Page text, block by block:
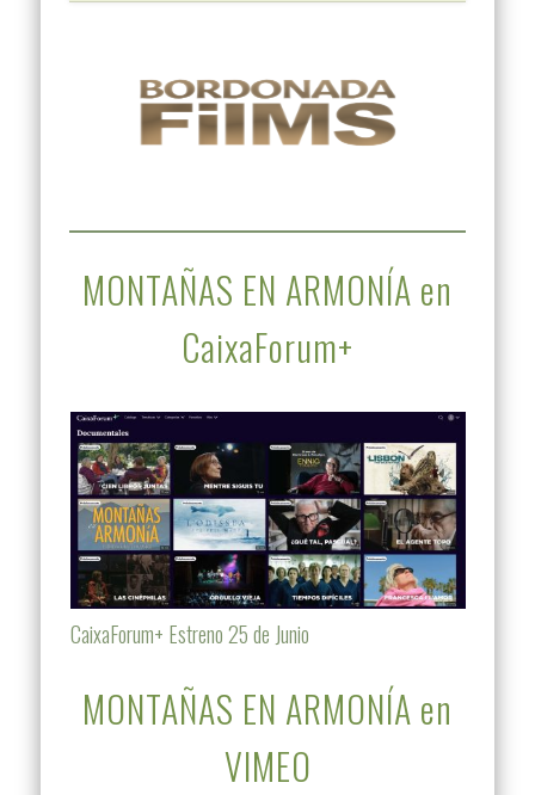
MONTAÑAS EN ARMONÍA en
CaixaForum+
CaixaForum+ Estreno 25 de Junio
MONTAÑAS EN ARMONÍA en
VIMEO